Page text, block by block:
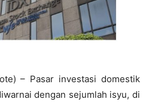
– Pasar investasi domestik
dengan sejumlah isyu, di